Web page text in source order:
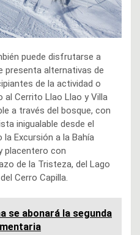
puede disfrutarse a
presenta alternativas de
de la actividad o
al Cerrito Llao Llao y Villa
a través del bosque, con
inigualable desde el
Excursión a la Bahía
placentero con
de la Tristeza, del Lago
Cerro Capilla.
se abonará la segunda